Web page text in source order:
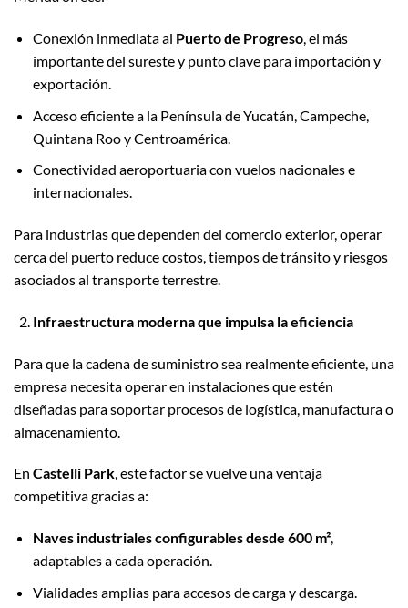
Conexión inmediata al Puerto de Progreso, el más
importante del sureste y punto clave para importación y
exportación.
Acceso eficiente a la Península de Yucatán, Campeche,
Quintana Roo y Centroamérica.
Conectividad aeroportuaria con vuelos nacionales e
internacionales.
Para industrias que dependen del comercio exterior, operar
cerca del puerto reduce costos, tiempos de tránsito y riesgos
asociados al transporte terrestre.
Infraestructura moderna que impulsa la eficiencia
Para que la cadena de suministro sea realmente eficiente, una
empresa necesita operar en instalaciones que estén
diseñadas para soportar procesos de logística, manufactura o
almacenamiento.
En Castelli Park, este factor se vuelve una ventaja
competitiva gracias a:
Naves industriales configurables desde 600 m²,
adaptables a cada operación.
Vialidades amplias para accesos de carga y descarga.